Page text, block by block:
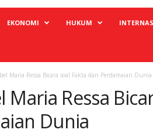
EKONOMI HUKUM
Maria Ressa Bicara soal Fakta dan Perdamaian Dunia
Maria Ressa
Dunia